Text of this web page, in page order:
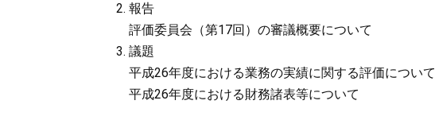
報告
評価委員会（第17回）の審議概要について
議題
平成26年度における業務の実績に関する評価について
平成26年度における財務諸表等について